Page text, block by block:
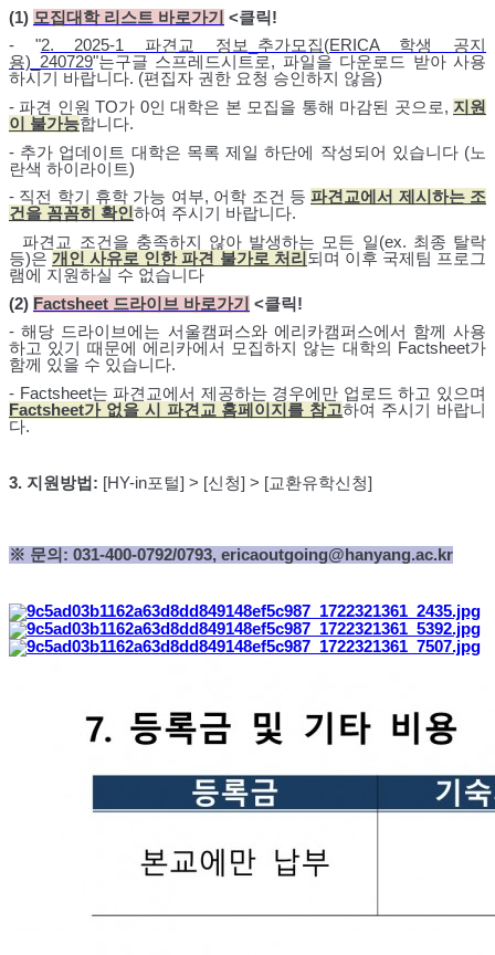
(1) 모집대학 리스트 바로가기
<클릭!
- "2. 2025-1 파견교 정보_추가모집(ERICA 학생 공지
용)_240729"는구글 스프레드시트로, 파일을 다운로드 받아 사용
하시기 바랍니다. (편집자 권한 요청 승인하지 않음)
- 파견 인원 TO가 0인 대학은 본 모집을 통해 마감된 곳으로, 지원
이 불가능합니다.
- 추가 업데이트 대학은 목록 제일 하단에 작성되어 있습니다 (노
란색 하이라이트)
- 직전 학기 휴학 가능 여부, 어학 조건 등파견교에서 제시하는 조
건을 꼼꼼히 확인하여 주시기 바랍니다.
파견교 조건을 충족하지 않아 발생하는 모든 일(ex. 최종 탈락
등)은개인 사유로 인한 파견 불가로 처리 되며 이후 국제팀 프로그
램에 지원하실 수 없습니다
(2) Factsheet 드라이브 바로가기
<클릭!
-해당 드라이브에는 서울캠퍼스와 에리카캠퍼스에서 함께 사용
하고 있기
때문에 에리카에서 모집하지 않는 대학의 Factsheet가
함께 있을 수 있습니다.
- Factsheet는 파견교에서 제공하는 경우에만 업로드 하고 있으며
Factsheet가 없을 시 파견교 홈페이지를 참고하여 주시기 바랍니
다.
3. 지원방법 : [HY-in포털] > [신청] > [교환유학신청]
※ 문의 : 031-400-0792/0793, ericaoutgoing@hanyang.ac.kr